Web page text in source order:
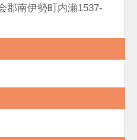
南伊勢町内瀬1537-